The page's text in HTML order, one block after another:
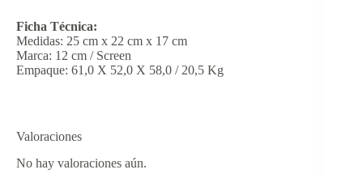
Ficha Técnica:
Medidas: 25 cm x 22 cm x 17 cm
Marca: 12 cm / Screen
Empaque: 61,0 X 52,0 X 58,0 / 20,5 Kg
Valoraciones
No hay valoraciones aún.